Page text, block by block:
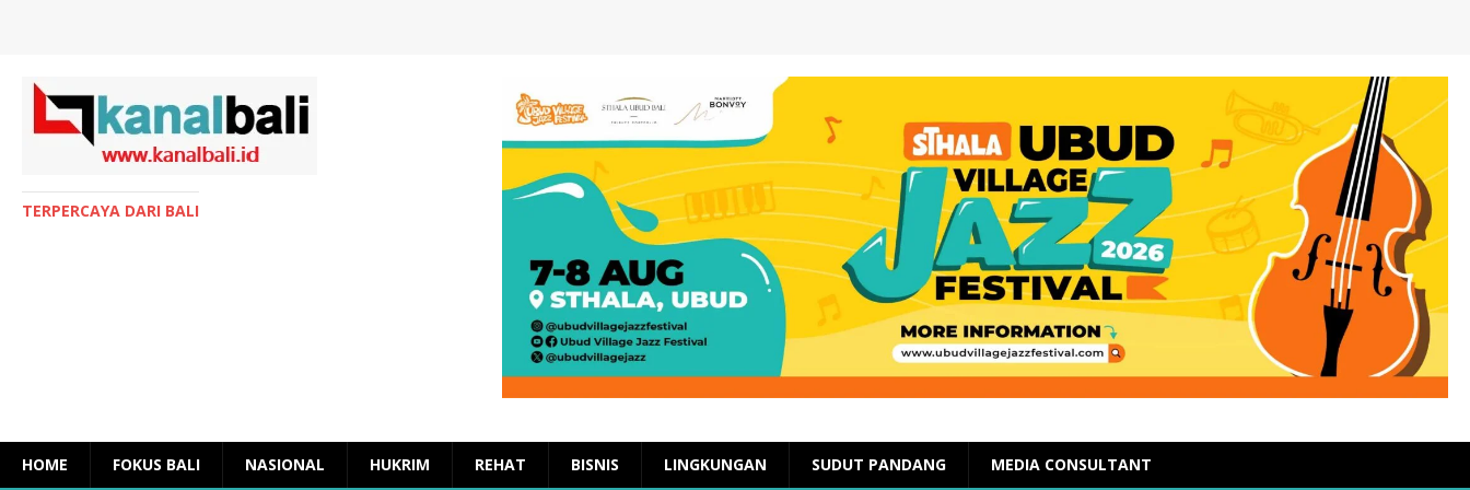
TERPERCAYA DARI BALI
HOME FOKUS BALI NASIONAL HUKRIM REHAT BISNIS LINGKUNGAN SUDUT PANDANG MEDIA CONSULTANT